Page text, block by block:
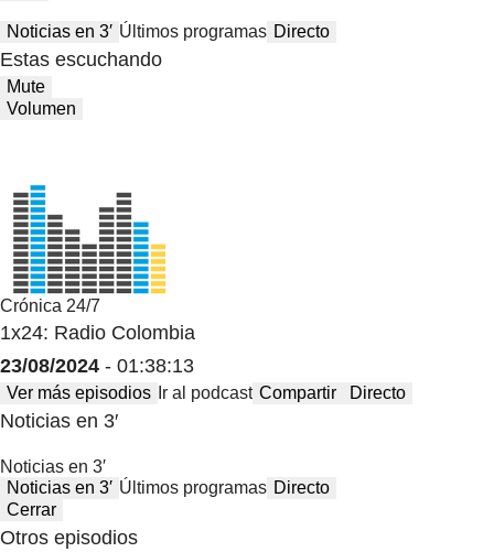
Noticias en 3′ Últimos programas Directo
Estas escuchando
Mute
Volumen
Crónica 24/7
1x24: Radio Colombia
23/08/2024 - 01:38:13
Ver más episodios Ir al podcast Compartir Directo
Noticias en 3′
Noticias en 3′
Noticias en 3′ Últimos programas Directo
Cerrar
Otros episodios